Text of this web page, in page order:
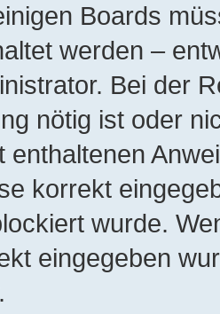
Boards
werden –
Bei der
nötig ist oder
enthaltenen
korrekt
wurde.
eingegeben